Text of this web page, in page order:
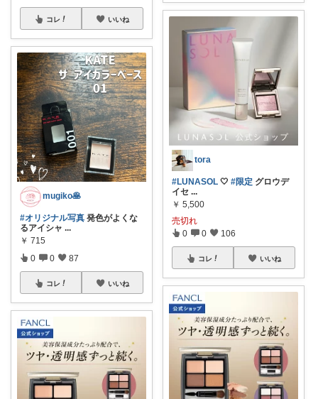
コレ いいね
mugiko🥞
#オリジナル写真 発色がよくな
るアイシャ ...
￥ 715
0 0 87
コレ いいね
tora
#LUNASOL 🤍 #限定 グロウデ
イセ ...
￥ 5,500
売切れ
0 0 106
コレ いいね